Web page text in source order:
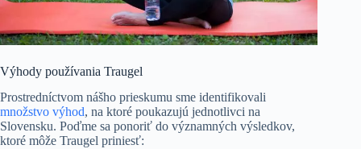
Výhody používania Traugel
Prostredníctvom nášho prieskumu sme identifikovali
množstvo výhod, na ktoré poukazujú jednotlivci na
Slovensku. Poďme sa ponoriť do významných výsledkov,
ktoré môže Traugel priniesť: